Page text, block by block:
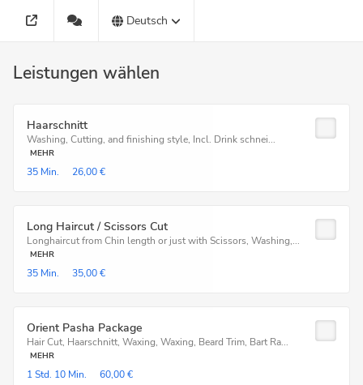
Deutsch
Leistungen wählen
Haarschnitt
Washing, Cutting, and finishing style, Incl. Drink schnei...
MEHR
35 Min. 26,00 €
Long Haircut / Scissors Cut
Longhaircut from Chin length or just with Scissors, Washing,...
MEHR
35 Min. 35,00 €
Orient Pasha Package
Hair Cut, Haarschnitt, Waxing, Waxing, Beard Trim, Bart Ra...
MEHR
1 Std. 10 Min. 60,00 €